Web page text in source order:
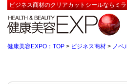
ビジネス商材のクリアカットシールならミ
健康美容EXPO：TOP > ビジネス商材 > ノベ